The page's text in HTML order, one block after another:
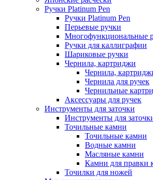
Ручки Platinum Pen
Ручки Platinum Pen
Перьевые ручки
Многофункциональные
Ручки для каллиграфии
Шариковые ручки
Чернила, картриджи
Чернила,
Чернила для ручек
Чернильные
Аксессуары для ручек
Инструменты для заточки
Инструменты для
Точильные камни
Точильные камни
Водные камни
Масляные камни
Камни для правки
Точилки для ножей